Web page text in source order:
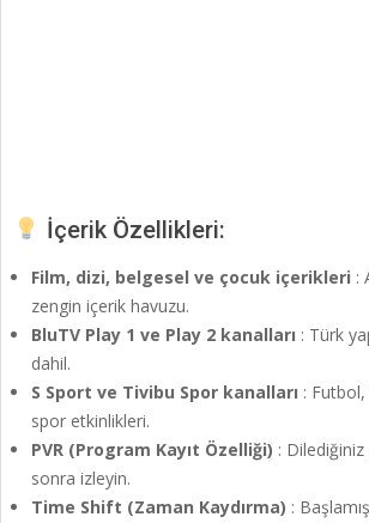
İçerik Özellikleri:
Film, dizi, belgesel ve çocuk içerikleri :
zengin içerik havuzu.
BluTV Play 1 ve Play 2 kanalları : Türk
dahil.
S Sport ve Tivibu Spor kanalları :
spor etkinlikleri.
PVR (Program Kayıt Özelliği) :
sonra izleyin.
Time Shift (Zaman Kaydırma) :